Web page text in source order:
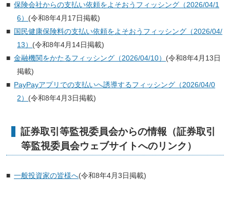
保険会社からの支払い依頼をよそおうフィッシング（2026/04/1
6） (令和8年4月17日掲載)
国民健康保険料の支払い依頼をよそおうフィッシング（2026/04/
13） (令和8年4月14日掲載)
金融機関をかたるフィッシング（2026/04/10） (令和8年4月13日
掲載)
PayPayアプリでの支払いへ誘導するフィッシング（2026/04/0
2） (令和8年4月3日掲載)
証券取引等監視委員会からの情報（証券取引
等監視委員会ウェブサイトへのリンク）
一般投資家の皆様へ(令和8年4月3日掲載)